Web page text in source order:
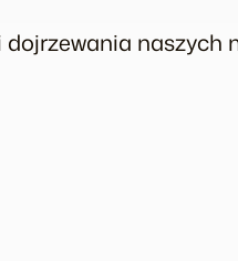
naszych